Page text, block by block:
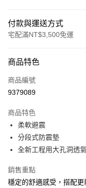
付款與運送方式
宅配滿NT$3,500免運
信用卡一次付款
ATM付款
運送方式
宅配
每筆NT$100，滿
商品特色
商品編號
9379089
商品特色
柔軟避震
分段式防震墊
全新工程用大孔洞透
銷售重點
穩定的舒適感受，搭配更